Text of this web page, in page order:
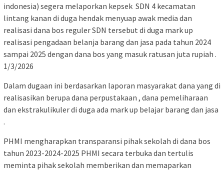
indonesia) segera melaporkan kepsek SDN 4 kecamatan
lintang kanan di duga hendak menyuap awak media dan
realisasi dana bos reguler SDN tersebut di duga mark up
realisasi pengadaan belanja barang dan jasa pada tahun 2024
sampai 2025 dengan dana bos yang masuk ratusan juta rupiah .
1/3/2026
Dalam dugaan ini berdasarkan laporan masyarakat dana yang di
realisasikan berupa dana perpustakaan , dana pemeliharaan
dan ekstrakulikuler di duga ada mark up belajar barang dan jasa
.
PHMI mengharapkan transparansi pihak sekolah di dana bos
tahun 2023-2024-2025 PHMI secara terbuka dan tertulis
meminta pihak sekolah memberikan dan memaparkan